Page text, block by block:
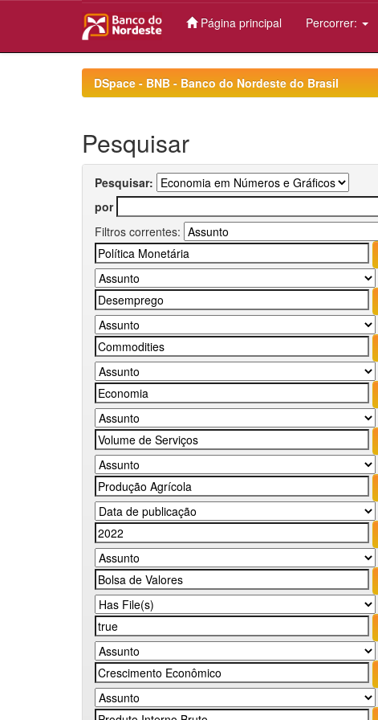
Página principal Percorrer:
DSpace - BNB - Banco do Nordeste do Brasil
Pesquisar
Pesquisar:
por
Filtros correntes: